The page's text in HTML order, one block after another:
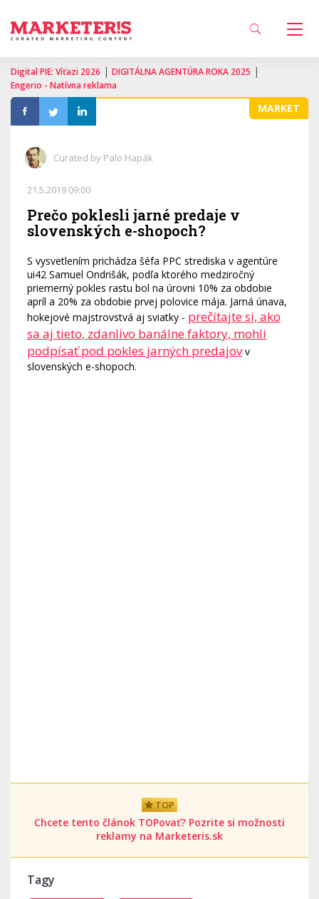
Digital PIE: Víťazi 2026 | DIGITÁLNA AGENTÚRA ROKA 2025 |
Engerio - Natívna reklama
MARKET
Curated by Palo Hapák
21.5.2019 09:00
Prečo poklesli jarné predaje v
slovenských e-shopoch?
S vysvetlením prichádza šéfa PPC strediska v agentúre
ui42 Samuel Ondrišák, podľa ktorého medziročný
priemerný pokles rastu bol na úrovni 10% za obdobie
apríl a 20% za obdobie prvej polovice mája. Jarná únava,
hokejové majstrovstvá aj sviatky - prečítajte si, ako
sa aj tieto, zdanlivo banálne faktory, mohli
podpísať pod pokles jarných predajovv
slovenských e-shopoch.
TOP
Chcete tento článok TOPovať? Pozrite si možnosti
reklamy na Marketeris.sk
Tagy